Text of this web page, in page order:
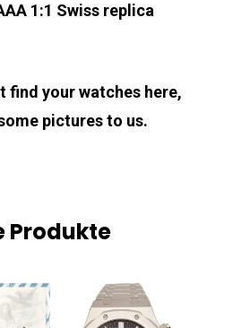
1:1 Swiss replica
find your watches here,
pictures to us.
Produkte